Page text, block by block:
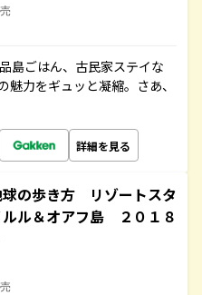
島ごはん、古民家ステイな
魅力をギュッと凝縮。さあ、
詳細を見る
の歩き方 リゾートスタ
ル＆オアフ島 ２０１８